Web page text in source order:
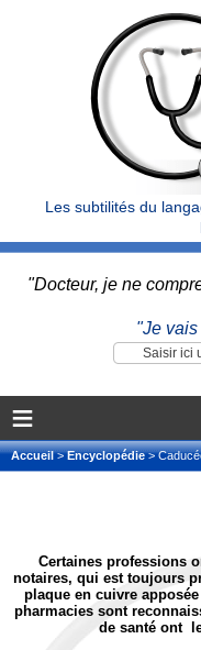
Les subtilités du
"Docteur, je ne
"Je
≡
Accueil>Encyclopédie>
Certaines professions
notaires, qui est toujours
plaque en cuivre
pharmacies sont
de santé ont